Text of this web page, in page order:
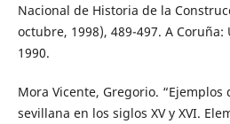
Nacional de Historia de la
octubre, 1998), 489-497. A
1990.
Mora Vicente, Gregorio.
sevillana en los siglos XV y XVI.